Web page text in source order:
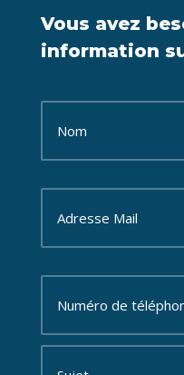
Vous avez
information